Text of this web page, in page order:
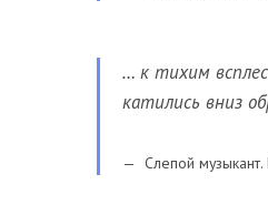
… к тихим
катились вниз
Слепой